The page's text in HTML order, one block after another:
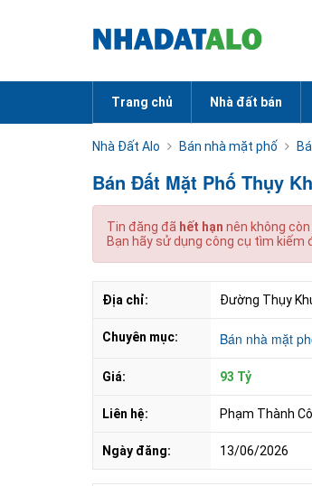
Trang chủ Nhà đất bán
Nhà Đất Alo Bán nhà mặt phố
Bán Đất Mặt Phố Thụy
Tin đăng đã hết hạn nên không còn
Bạn hãy sử dụng công cụ tìm
Địa chỉ: Đường Thụy
Chuyên mục: Bán nhà mặt
Giá: 93 Tỷ
Liên hệ: Phạm Thành
Ngày đăng: 13/06/2026